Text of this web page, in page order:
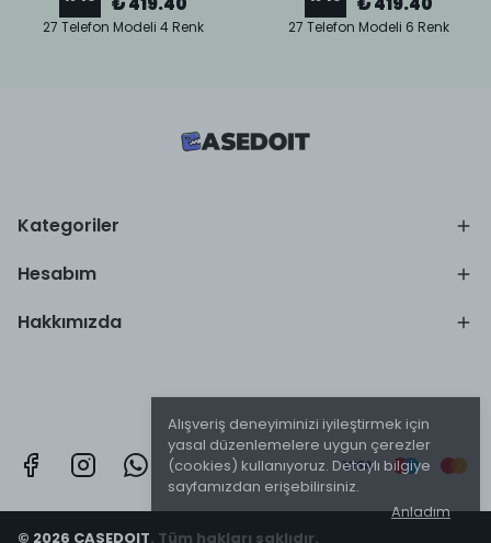
Alışveriş deneyiminizi iyileştirmek için
yasal düzenlemelere uygun çerezler
(cookies) kullanıyoruz. Detaylı bilgiye
sayfamızdan erişebilirsiniz.
Anladım
27 Telefon Modeli 4 Renk 27 Telefon Modeli 6 Renk
Kategoriler
Hesabım
Hakkımızda
© 2026 CASEDOIT. Tüm hakları saklıdır.